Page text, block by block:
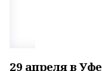
29 апреля в